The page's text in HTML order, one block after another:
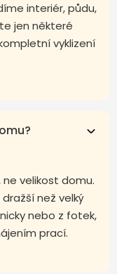
interiér, půdu,
jen některé
vyklizení
velikost domu.
než velký
nebo z fotek,
prací.